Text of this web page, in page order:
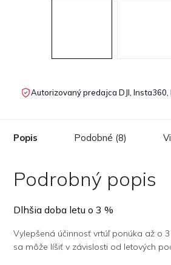
Autorizovaný predajca DJI, Insta360,
Popis Podobné (8)
Podrobný popis
Dlhšia doba letu o 3 %
Vylepšená účinnosť vrtúľ ponúka až o
sa môže líšiť v závislosti od letových